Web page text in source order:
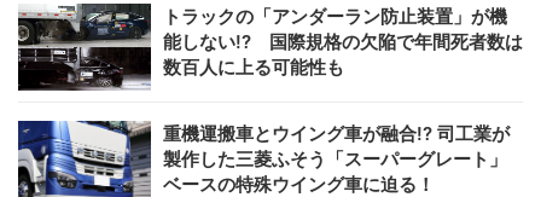
トラックの「アンダーラン防止装置」が機
能しない!? 国際規格の欠陥で年間死者数は
数百人に上る可能性も
重機運搬車とウイング車が融合!? 司工業が
製作した三菱ふそう「スーパーグレート」
ベースの特殊ウイング車に迫る！